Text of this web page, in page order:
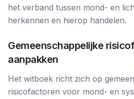
het verband tussen mond- en
herkennen en hierop handelen.
Gemeenschappelijke
aanpakken
Het witboek richt zich op
risicofactoren voor mond- en